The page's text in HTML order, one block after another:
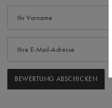
Ihr Vorname
Ihre E-Mail-Adresse
BEWERTUNG ABSCHICKEN